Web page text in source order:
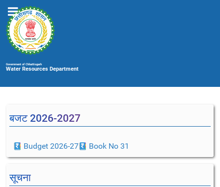
Government of Chhattisgarh
Water Resources Department
बजट 2026-2027
Budget 2026-27 Book No 31
सूचना